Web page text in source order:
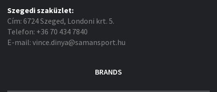
Szegedi szaküzlet:
Cím: 6724 Szeged, Londoni krt. 5.
Telefon: +36 70 434 7840
E-mail: vince.dinya@samansport.hu
BRANDS